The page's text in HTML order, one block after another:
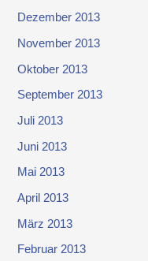
Dezember 2013
November 2013
Oktober 2013
September 2013
Juli 2013
Juni 2013
Mai 2013
April 2013
März 2013
Februar 2013